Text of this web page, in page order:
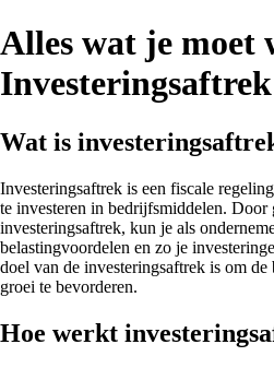
Alles wat je moet
Investeringsaftrek
Wat is
Investeringsaftrek is een fiscale
te investeren in bedrijfsmiddelen. Door
investeringsaftrek, kun je als
belastingvoordelen en zo je
doel van de investeringsaftrek is om
groei te bevorderen.
Hoe werkt